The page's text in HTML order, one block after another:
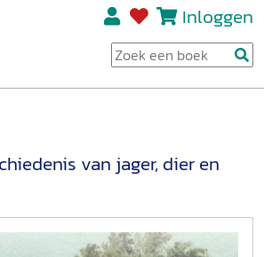
Inloggen
van jager, dier en